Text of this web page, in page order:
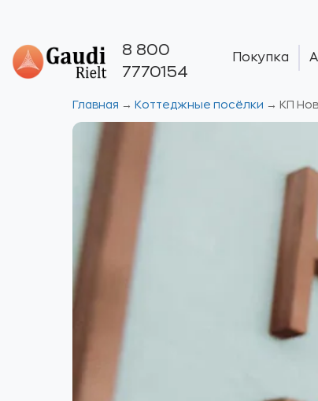
8 800
7770154
Покупка
Главная → Коттеджные посёлки → КП